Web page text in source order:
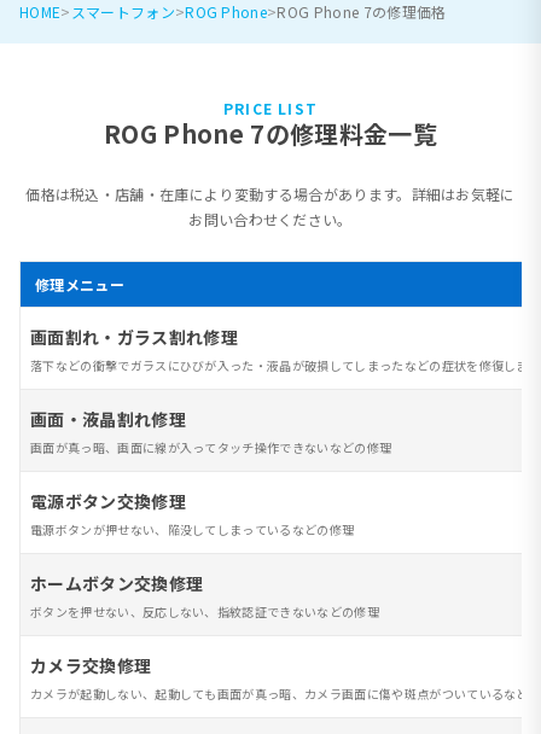
HOME スマートフォン ROG Phone ROG Phone 7の修理価格
PRICE LIST
ROG Phone 7の修理料金一覧
価格は税込・店舗・在庫により変動する場合があります。詳細はお気軽に
お問い合わせください。
修理メニュー
画面割れ・ガラス割れ修理
落下などの衝撃でガラスにひびが入った・液晶が破損してしまったなどの症状を修復しま
画面・液晶割れ修理
画面が真っ暗、画面に線が入ってタッチ操作できないなどの修理
電源ボタン交換修理
電源ボタンが押せない、陥没してしまっているなどの修理
ホームボタン交換修理
ボタンを押せない、反応しない、指紋認証できないなどの修理
カメラ交換修理
カメラが起動しない、起動しても画面が真っ暗、カメラ画面に傷や斑点がついているなど